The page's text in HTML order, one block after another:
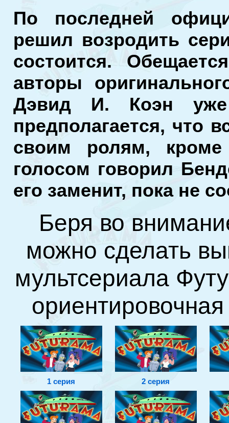
По последней
решил возродить
состоится.
авторы
Дэвид И. Коэн уже
предполагается, что
своим ролям,
голосом говорил
его заменит, пока не
Беря во
можно сделать
мультсериала
1 серия 2 серия